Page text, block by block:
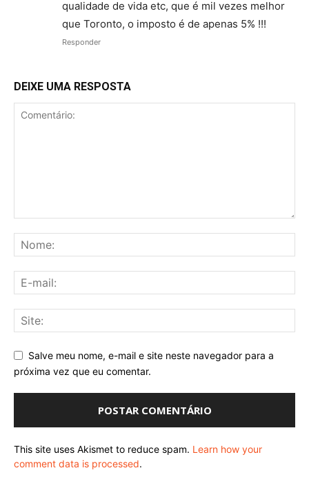
qualidade de vida etc, que é mil vezes melhor
que Toronto, o imposto é de apenas 5% !!!
Responder
DEIXE UMA RESPOSTA
Salve meu nome, e-mail e site neste navegador para a
próxima vez que eu comentar.
This site uses Akismet to reduce spam. Learn how your
comment data is processed.